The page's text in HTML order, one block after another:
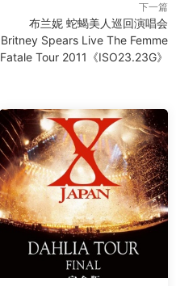
下一篇
布兰妮 蛇蝎美人巡回演唱会
Britney Spears Live The Femme
Fatale Tour 2011《ISO23.23G》